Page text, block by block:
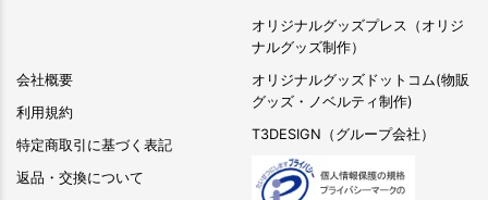
会社概要
利用規約
特定商取引に基づく表記
返品・交換について
オリジナルグッズプレス（オリジ
ナルグッズ制作）
オリジナルグッズドットコム(物販
グッズ・ノベルティ制作)
T3DESIGN（グループ会社）